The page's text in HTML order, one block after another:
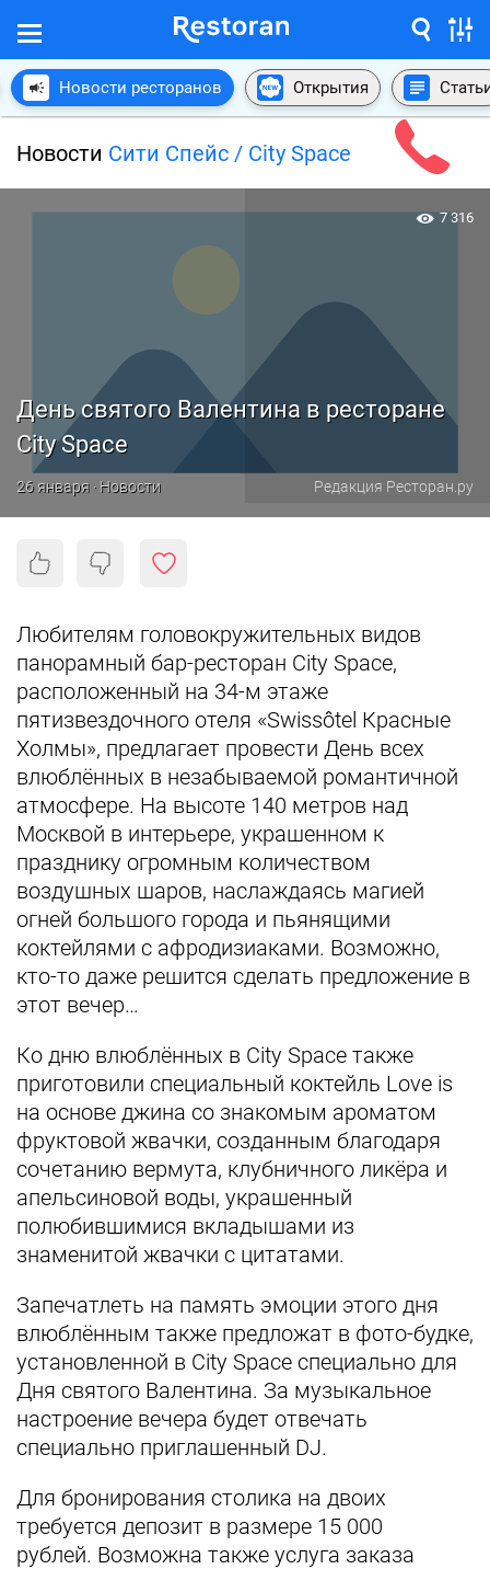
Новости ресторанов Открытия
Новости Сити Спейс / City Space
День святого Валентина в ресторане
City Space
26 января · Новости Редакция Ресторан.ру
7 316
Любителям головокружительных видов
панорамный бар-ресторан City Space,
расположенный на 34-м этаже
пятизвездочного отеля «Swissôtel Красные
Холмы», предлагает провести День всех
влюблённых в незабываемой романтичной
атмосфере. На высоте 140 метров над
Москвой в интерьере, украшенном к
празднику огромным количеством
воздушных шаров, наслаждаясь магией
огней большого города и пьянящими
коктейлями с афродизиаками. Возможно,
кто-то даже решится сделать предложение в
этот вечер…
Ко дню влюблённых в City Space также
приготовили специальный коктейль Love is
на основе джина со знакомым ароматом
фруктовой жвачки, созданным благодаря
сочетанию вермута, клубничного ликёра и
апельсиновой воды, украшенный
полюбившимися вкладышами из
знаменитой жвачки с цитатами.
Запечатлеть на память эмоции этого дня
влюблённым также предложат в фото-будке,
установленной в City Space специально для
Дня святого Валентина. За музыкальное
настроение вечера будет отвечать
специально приглашенный DJ.
Для бронирования столика на двоих
требуется депозит в размере 15 000
рублей. Возможна также услуга заказа